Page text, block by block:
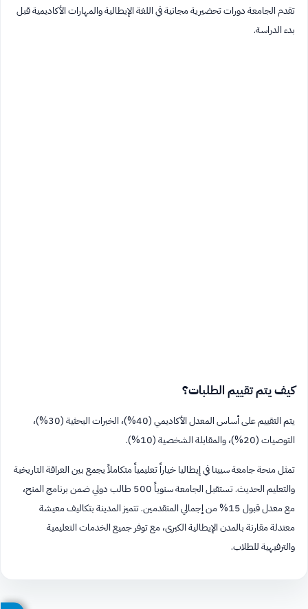
تقدم الجامعة دورات تحضيرية مجانية في اللغة الإيطالية والمهارات الأكاديمية قبل
بدء الدراسة.
كيف يتم تقييم الطلبات؟
يتم التقييم على أساس المعدل الأكاديمي (40%)، الخبرات البحثية (30%)،
التوصيات (20%)، والمقابلة الشخصية (10%).
تمثل منحة جامعة سيينا في إيطاليا خياراً تعليمياً متكاملاً يجمع بين العراقة التاريخية
والتعليم الحديث. تستقبل الجامعة سنوياً 500 طالب دولي ضمن برنامج المنح،
مع معدل قبول 15% من إجمالي المتقدمين. تتميز المدينة بتكاليف معيشة
معتدلة مقارنة بالمدن الإيطالية الكبرى، مع توفر جميع الخدمات التعليمية
والترفيهية للطلاب.